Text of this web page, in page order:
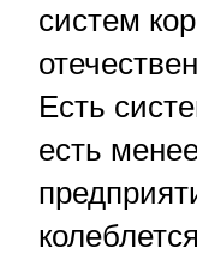
систем
Есть
есть